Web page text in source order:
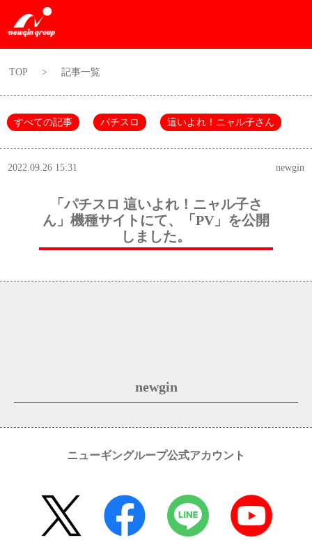
TOP > 記事一覧
すべての記事 パチスロ 這いよれ！ニャル子さん
2022.09.26 15:31 newgin
「パチスロ 這いよれ！ニャル子さ
ん」機種サイトにて、「PV」を公開
しました。
newgin
ニューギングループ公式アカウント